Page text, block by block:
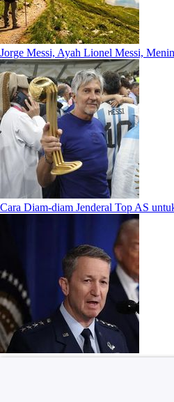
Jorge Messi, Ayah Lionel Messi,
Cara Diam-diam Jenderal Top AS